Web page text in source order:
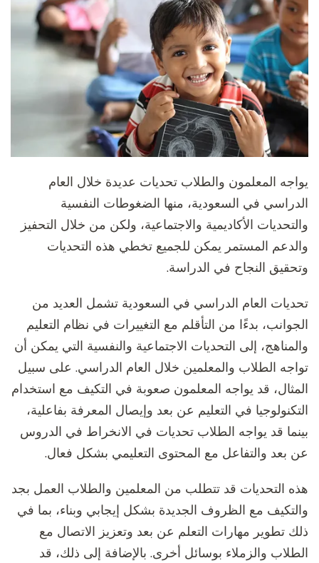
يواجه المعلمون والطلاب تحديات عديدة خلال العام
الدراسي في السعودية، منها الضغوطات النفسية
والتحديات الأكاديمية والاجتماعية، ولكن من خلال التحفيز
والدعم المستمر يمكن للجميع تخطي هذه التحديات
وتحقيق النجاح في الدراسة.
تحديات العام الدراسي في السعودية تشمل العديد من
الجوانب، بدءًا من التأقلم مع التغييرات في نظام التعليم
والمناهج، إلى التحديات الاجتماعية والنفسية التي يمكن أن
تواجه الطلاب والمعلمين خلال العام الدراسي. على سبيل
المثال، قد يواجه المعلمون صعوبة في التكيف مع استخدام
التكنولوجيا في التعليم عن بعد وإيصال المعرفة بفاعلية،
بينما قد يواجه الطلاب تحديات في الانخراط في الدروس
عن بعد والتفاعل مع المحتوى التعليمي بشكل فعال.
هذه التحديات قد تتطلب من المعلمين والطلاب العمل بجد
والتكيف مع الظروف الجديدة بشكل إيجابي وبناء، بما في
ذلك تطوير مهارات التعلم عن بعد وتعزيز الاتصال مع
الطلاب والزملاء بوسائل أخرى. بالإضافة إلى ذلك، قد